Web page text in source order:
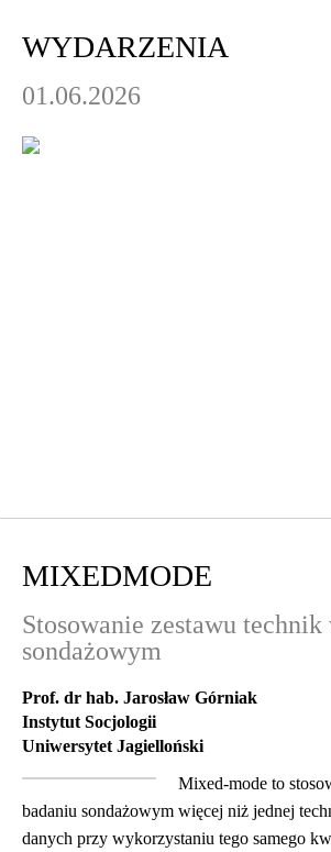
WYDARZENIA
01.06.2026
MIXEDMODE
Stosowanie zestawu technik
sondażowym
Prof. dr hab. Jarosław Górniak
Instytut Socjologii
Uniwersytet Jagielloński
Mixed-mode to
badaniu sondażowym więcej niż jednej
danych przy wykorzystaniu tego samego